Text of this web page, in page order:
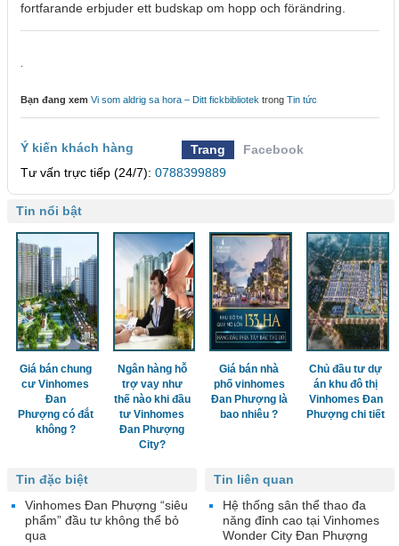
fortfarande erbjuder ett budskap om hopp och förändring.
Bạn đang xem Vi som aldrig sa hora – Ditt fickbibliotek trong Tin tức
Ý kiến khách hàng Trang
Facebook
Tư vấn trực tiếp (24/7): 0788399889
Tin nổi bật
Giá bán chung
cư Vinhomes
Đan
Phượng có đắt
không ?
Ngân hàng hỗ
trợ vay như
thế nào khi đầu
tư Vinhomes
Đan Phượng
City?
Giá bán nhà
phố vinhomes
Đan Phượng là
bao nhiêu ?
Chủ đầu tư dự
án khu đô thị
Vinhomes Đan
Phượng chi tiết
Tin liên quan
Hệ thống sân thể thao đa
năng đỉnh cao tại Vinhomes
Wonder City Đan Phượng
Tin đặc biệt
Vinhomes Đan Phượng “siêu
phẩm” đầu tư không thể bỏ
qua